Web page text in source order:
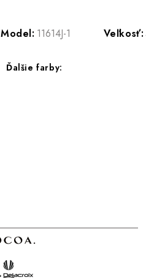
Model: 11614J-1 Veľkosť:
Ďalšie farby: